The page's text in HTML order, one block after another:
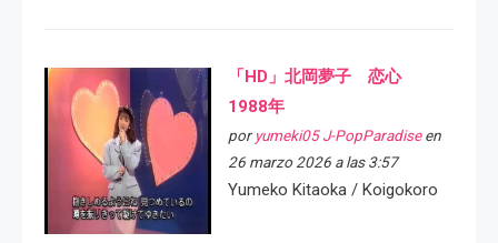
「HD」北岡夢子 恋心
1988年
por yumeki05 J-PopParadiseen
26 marzo 2026 a las 3:57
Yumeko Kitaoka / Koigokoro